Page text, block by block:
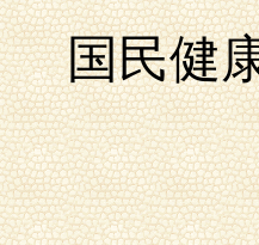
国民健
反対し